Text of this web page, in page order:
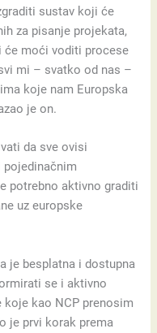
sustav koji će
za pisanje projekata,
moći voditi procese
mi – svatko od nas –
koje nam Europska
je on.
da sve ovisi
potrebno aktivno graditi
uz europske
je besplatna i dostupna
se i aktivno
kao NCP prenosim
je prvi korak prema